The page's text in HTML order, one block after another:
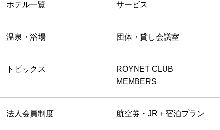
ホテル一覧 サービス
温泉・浴場 団体・貸し会議室
トピックス
ROYNET CLUB
MEMBERS
法人会員制度 航空券・JR＋宿泊プラン